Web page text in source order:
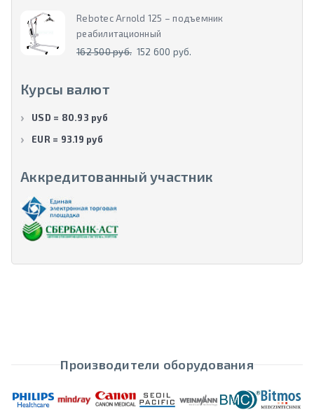
Rebotec Arnold 125 – подъемник
реабилитационный
162 500 руб. 152 600 руб.
Курсы валют
USD = 80.93 руб
EUR = 93.19 руб
Аккредитованный участник
Производители оборудования